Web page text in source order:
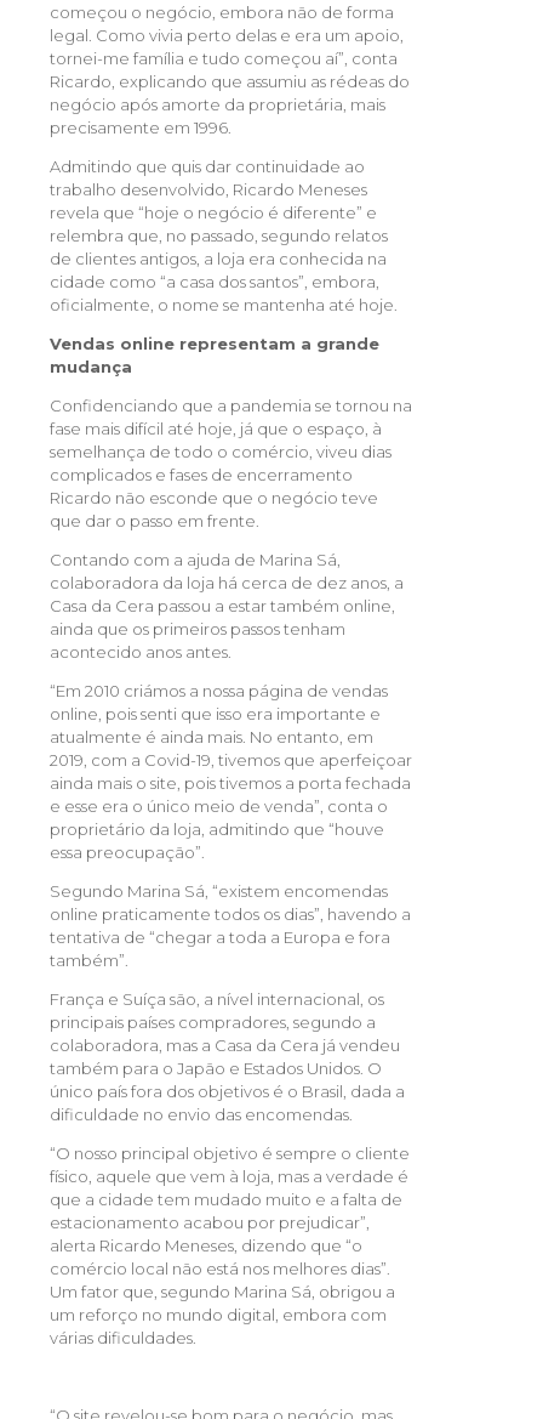
começou o negócio, embora não de forma
legal. Como vivia perto delas e era um apoio,
tornei-me família e tudo começou aí”, conta
Ricardo, explicando que assumiu as rédeas do
negócio após amorte da proprietária, mais
precisamente em 1996.
Admitindo que quis dar continuidade ao
trabalho desenvolvido, Ricardo Meneses
revela que “hoje o negócio é diferente” e
relembra que, no passado, segundo relatos
de clientes antigos, a loja era conhecida na
cidade como “a casa dos santos”, embora,
oficialmente, o nome se mantenha até hoje.
Vendas online representam a grande
mudança
Confidenciando que a pandemia se tornou na
fase mais difícil até hoje, já que o espaço, à
semelhança de todo o comércio, viveu dias
complicados e fases de encerramento
Ricardo não esconde que o negócio teve
que dar o passo em frente.
Contando com a ajuda de Marina Sá,
colaboradora da loja há cerca de dez anos, a
Casa da Cera passou a estar também online,
ainda que os primeiros passos tenham
acontecido anos antes.
“Em 2010 criámos a nossa página de vendas
online, pois senti que isso era importante e
atualmente é ainda mais. No entanto, em
2019, com a Covid-19, tivemos que aperfeiçoar
ainda mais o site, pois tivemos a porta fechada
e esse era o único meio de venda”, conta o
proprietário da loja, admitindo que “houve
essa preocupação”.
Segundo Marina Sá, “existem encomendas
online praticamente todos os dias”, havendo a
tentativa de “chegar a toda a Europa e fora
também”.
França e Suíça são, a nível internacional, os
principais países compradores, segundo a
colaboradora, mas a Casa da Cera já vendeu
também para o Japão e Estados Unidos. O
único país fora dos objetivos é o Brasil, dada a
dificuldade no envio das encomendas.
“O nosso principal objetivo é sempre o cliente
físico, aquele que vem à loja, mas a verdade é
que a cidade tem mudado muito e a falta de
estacionamento acabou por prejudicar”,
alerta Ricardo Meneses, dizendo que “o
comércio local não está nos melhores dias”.
Um fator que, segundo Marina Sá, obrigou a
um reforço no mundo digital, embora com
várias dificuldades.
“O site revelou-se bom para o negócio, mas